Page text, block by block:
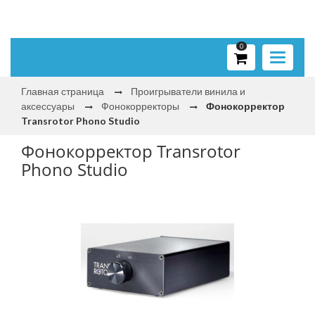
Toggle
0
Главная страница
Проигрыватели винила и
аксессуары
Фонокорректоры
Фонокорректор
Transrotor Phono Studio
Фонокорректор Transrotor
Phono Studio